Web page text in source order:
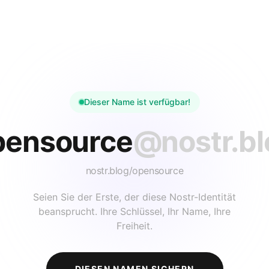
Dieser Name ist verfügbar!
nostr.blog/opensource
Seien Sie der Erste, der diese Nostr-Identität
beansprucht. Ihre Schlüssel, Ihr Name, Ihre
Freiheit.